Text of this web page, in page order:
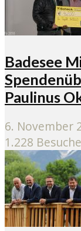
Badesee
Paulinus
6. November
1.228